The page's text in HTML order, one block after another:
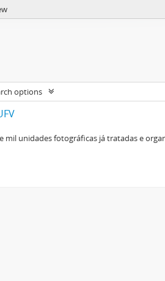
options
mil unidades fotográficas já tratadas e